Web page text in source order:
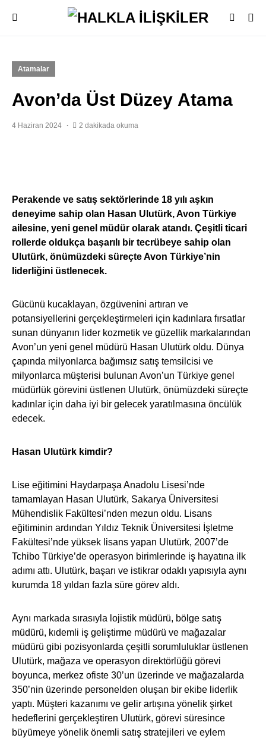
Atamalar
Avon’da Üst Düzey Atama
4 Haziran 2024 2 dakikada okuma
Perakende ve satış sektörlerinde 18 yılı aşkın
deneyime sahip olan Hasan Ulutürk, Avon Türkiye
ailesine, yeni genel müdür olarak atandı. Çeşitli ticari
rollerde oldukça başarılı bir tecrübeye sahip olan
Ulutürk, önümüzdeki süreçte Avon Türkiye’nin
liderliğini üstlenecek.
Gücünü kucaklayan, özgüvenini artıran ve
potansiyellerini gerçekleştirmeleri için kadınlara fırsatlar
sunan dünyanın lider kozmetik ve güzellik markalarından
Avon’un yeni genel müdürü Hasan Ulutürk oldu. Dünya
çapında milyonlarca bağımsız satış temsilcisi ve
milyonlarca müşterisi bulunan Avon’un Türkiye genel
müdürlük görevini üstlenen Ulutürk, önümüzdeki süreçte
kadınlar için daha iyi bir gelecek yaratılmasına öncülük
edecek.
Hasan Ulutürk kimdir?
Lise eğitimini Haydarpaşa Anadolu Lisesi’nde
tamamlayan Hasan Ulutürk, Sakarya Üniversitesi
Mühendislik Fakültesi’nden mezun oldu. Lisans
eğitiminin ardından Yıldız Teknik Üniversitesi İşletme
Fakültesi’nde yüksek lisans yapan Ulutürk, 2007’de
Tchibo Türkiye’de operasyon birimlerinde iş hayatına ilk
adımı attı. Ulutürk, başarı ve istikrar odaklı yapısıyla aynı
kurumda 18 yıldan fazla süre görev aldı.
Aynı markada sırasıyla lojistik müdürü, bölge satış
müdürü, kıdemli iş geliştirme müdürü ve mağazalar
müdürü gibi pozisyonlarda çeşitli sorumluluklar üstlenen
Ulutürk, mağaza ve operasyon direktörlüğü görevi
boyunca, merkez ofiste 30’un üzerinde ve mağazalarda
350’nin üzerinde personelden oluşan bir ekibe liderlik
yaptı. Müşteri kazanımı ve gelir artışına yönelik şirket
hedeflerini gerçekleştiren Ulutürk, görevi süresince
büyümeye yönelik önemli satış stratejileri ve eylem